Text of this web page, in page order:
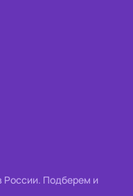
России. Подберем и